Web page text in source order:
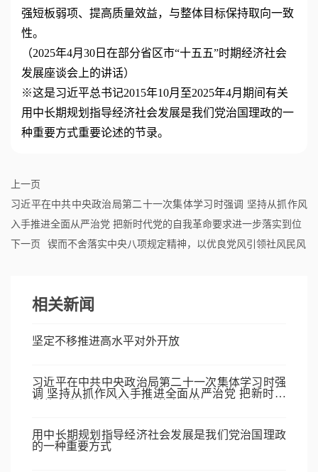
强短板弱项、提高质量效益，与整体目标保持取向一致
性。
（2025年4月30日在部分省区市“十五五”时期经济社会
发展座谈会上的讲话）
※这是习近平总书记2015年10月至2025年4月期间有关
用中长期规划指导经济社会发展是我们党治国理政的一
种重要方式重要论述的节录。
上一页
习近平在中共中央政治局第二十一次集体学习时强调 坚持从抓作风
入手推进全面从严治党 把新时代党的自我革命要求进一步落实到位
锲而不舍落实中央八项规定精神，以优良党风引领社风民风
下一页
相关新闻
坚定不移推进高水平对外开放
习近平在中共中央政治局第二十一次集体学习时强
调 坚持从抓作风入手推进全面从严治党 把新时代
用中长期规划指导经济社会发展是我们党治国理政
的一种重要方式